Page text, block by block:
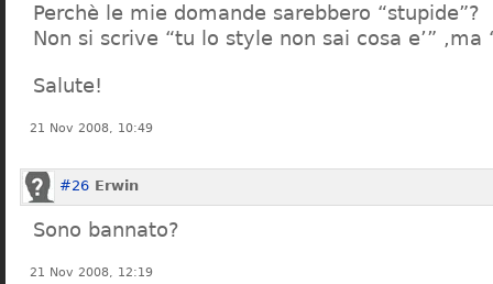
Perchè le mie domande sarebbero “stupide”?
Non si scrive “tu lo style non sai cosa e’” ,ma
Salute!
21 Nov 2008, 10:49
#26 Erwin
Sono bannato?
21 Nov 2008, 12:19